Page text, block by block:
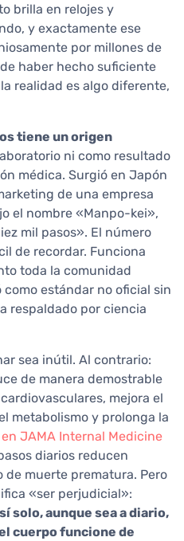
brilla en relojes y
y exactamente ese
por millones de
haber hecho suficiente
realidad es algo diferente,
tiene un origen
ni como resultado
médica. Surgió en Japón
de una empresa
el nombre «Manpo-kei»,
mil pasos». El número
de recordar. Funciona
toda la comunidad
estándar no oficial sin
respaldado por ciencia
sea inútil. Al contrario:
de manera demostrable
mejora el
metabolismo y prolonga la
JAMA Internal Medicine
diarios reducen
muerte prematura. Pero
«ser perjudicial»:
solo, aunque sea a diario,
cuerpo funcione de